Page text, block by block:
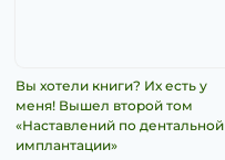
Вы хотели книги? Их есть у
меня! Вышел второй том
«Наставлений по дентальной
имплантации»